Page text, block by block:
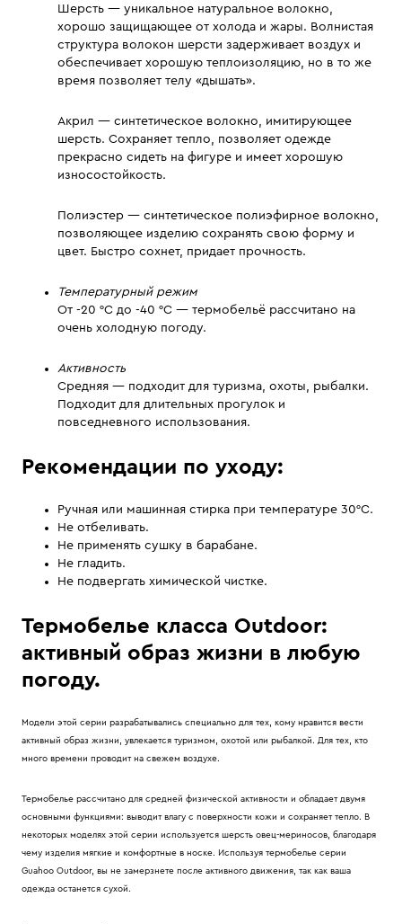
Шерсть — уникальное натуральное волокно,
хорошо защищающее от холода и жары. Волнистая
структура волокон шерсти задерживает воздух и
обеспечивает хорошую теплоизоляцию, но в то же
время позволяет телу «дышать».
Акрил — синтетическое волокно, имитирующее
шерсть. Сохраняет тепло, позволяет одежде
прекрасно сидеть на фигуре и имеет хорошую
износостойкость.
Полиэстер — синтетическое полиэфирное волокно,
позволяющее изделию сохранять свою форму и
цвет. Быстро сохнет, придает прочность.
Температурный режим
От -20 °C до -40 °C — термобельё рассчитано на
очень холодную погоду.
Активность
Средняя — подходит для туризма, охоты, рыбалки.
Подходит для длительных прогулок и
повседневного использования.
Рекомендации по уходу:
Ручная или машинная стирка при температуре 30°С.
Не отбеливать.
Не применять сушку в барабане.
Не гладить.
Не подвергать химической чистке.
Термобелье класса Outdoor:
активный образ жизни в любую
погоду.
Модели этой серии разрабатывались специально для тех, кому нравится вести
активный образ жизни, увлекается туризмом, охотой или рыбалкой. Для тех, кто
много времени проводит на свежем воздухе.
Термобелье рассчитано для средней физической активности и обладает двумя
основными функциями: выводит влагу с поверхности кожи и сохраняет тепло. В
некоторых моделях этой серии используется шерсть овец-мериносов, благодаря
чему изделия мягкие и комфортные в носке. Используя термобелье серии
Guahoo Outdoor, вы не замерзнете после активного движения, так как ваша
одежда останется сухой.